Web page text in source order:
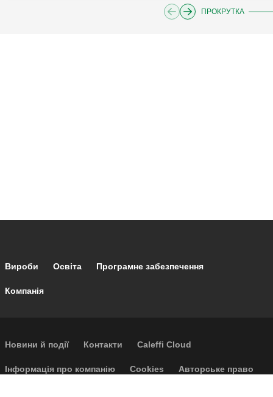
ПРОКРУТКА
Footer main navigation
Вироби Освіта Програмне забезпечення
Компанія
Footer secondary navigation
Новини й події Контакти Caleffi Cloud
Footer menu
Інформація про компанію Cookies Авторське право